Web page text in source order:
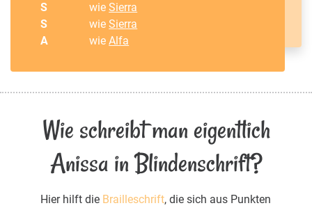
S
wieSierra
S
wieSierra
A
wieAlfa
Wie schreibt man eigentlich
Anissa in Blindenschrift?
Hier hilft die Brailleschrift, die sich aus Punkten